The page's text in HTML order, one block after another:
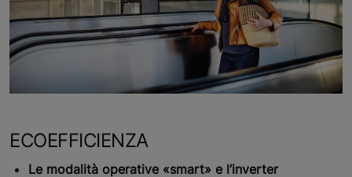
ECOEFFICIENZA
Le modalità operative «smart» e l’inverter